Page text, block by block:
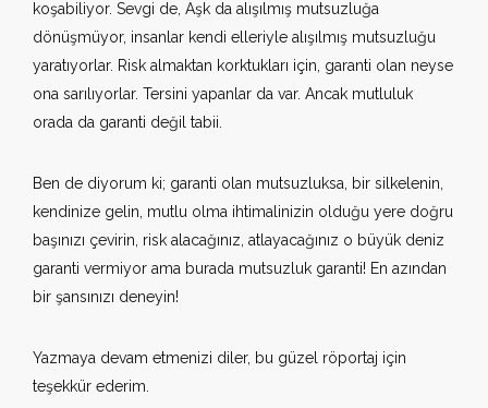
koşabiliyor. Sevgi de, Aşk da alışılmış mutsuzluğa
dönüşmüyor, insanlar kendi elleriyle alışılmış mutsuzluğu
yaratıyorlar. Risk almaktan korktukları için, garanti olan neyse
ona sarılıyorlar. Tersini yapanlar da var. Ancak mutluluk
orada da garanti değil tabii.
Ben de diyorum ki; garanti olan mutsuzluksa, bir silkelenin,
kendinize gelin, mutlu olma ihtimalinizin olduğu yere doğru
başınızı çevirin, risk alacağınız, atlayacağınız o büyük deniz
garanti vermiyor ama burada mutsuzluk garanti! En azından
bir şansınızı deneyin!
Yazmaya devam etmenizi diler, bu güzel röportaj için
teşekkür ederim.